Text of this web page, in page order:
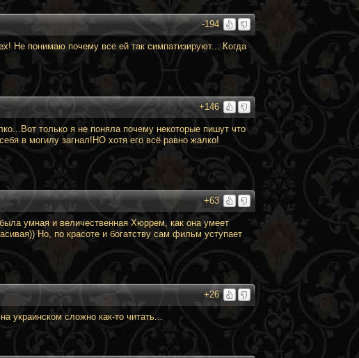
-194
Не понимаю почему все ей так симпатизируют... Когда
+146
только я не поняла почему некоторые пишут что
в могилу загнал!НО хотя его всё равно жалко!
+63
умная и величественная Хюррем, как она умеет
Но, по красоте и богатству сам фильм уступает
+26
украинском сложно как-то читать...